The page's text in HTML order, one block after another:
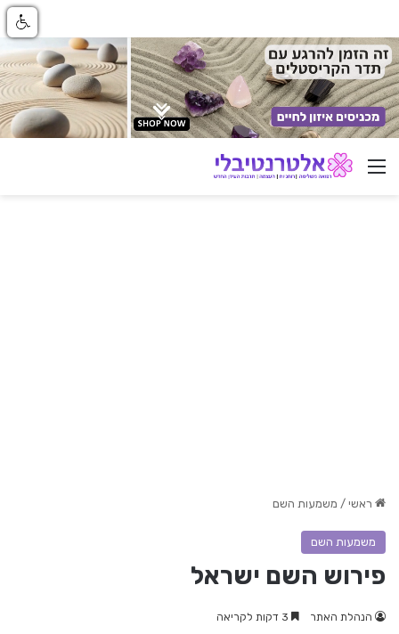
ניווט באתר
ראשי / משמעות השם
משמעות השם
פירוש השם ישראל
הנהלת האתר